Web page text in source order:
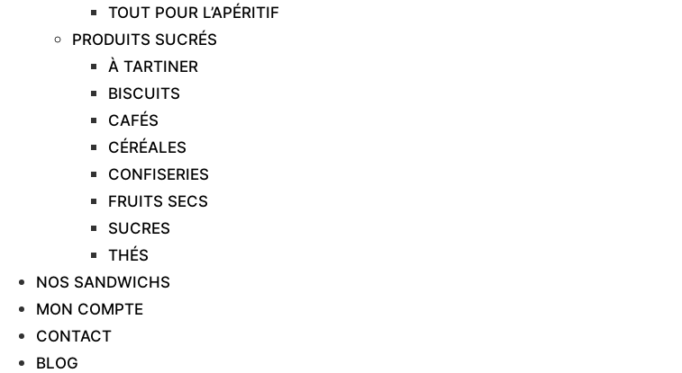
TOUT POUR L’APÉRITIF
PRODUITS SUCRÉS
À TARTINER
BISCUITS
CAFÉS
CÉRÉALES
CONFISERIES
FRUITS SECS
SUCRES
THÉS
NOS SANDWICHS
MON COMPTE
CONTACT
BLOG